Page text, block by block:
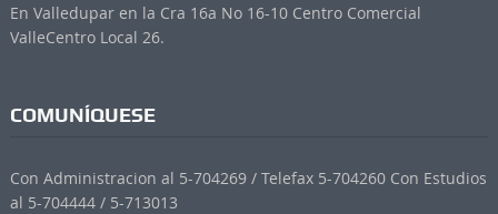
En Valledupar en la Cra 16a No 16-10 Centro Comercial
ValleCentro Local 26.
COMUNÍQUESE
Con Administracion al 5-704269 / Telefax 5-704260 Con Estudios
al 5-704444 / 5-713013